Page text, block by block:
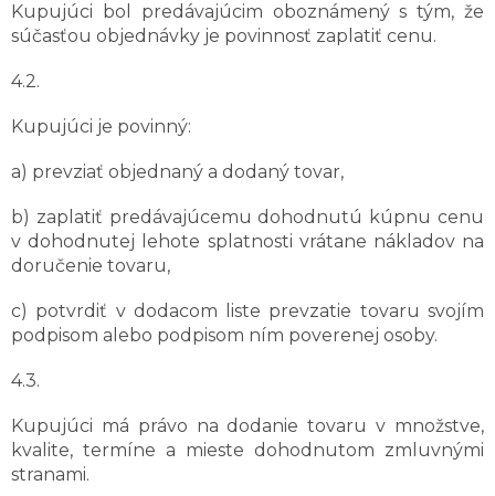
Kupujúci bol predávajúcim oboznámený s tým, že
súčasťou objednávky je povinnosť zaplatiť cenu.
4.2.
Kupujúci je povinný:
a) prevziať objednaný a dodaný tovar,
b) zaplatiť predávajúcemu dohodnutú kúpnu cenu
v dohodnutej lehote splatnosti vrátane nákladov na
doručenie tovaru,
c) potvrdiť v dodacom liste prevzatie tovaru svojím
podpisom alebo podpisom ním poverenej osoby.
4.3.
Kupujúci má právo na dodanie tovaru v množstve,
kvalite, termíne a mieste dohodnutom zmluvnými
stranami.